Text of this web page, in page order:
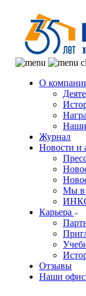
О
Наши
Журнал
Новости и
Мы в
Карьера
Отзывы
Наши